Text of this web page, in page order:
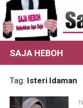
Skip
to
content
SAJA HEBOH
Tag: Isteri Idaman